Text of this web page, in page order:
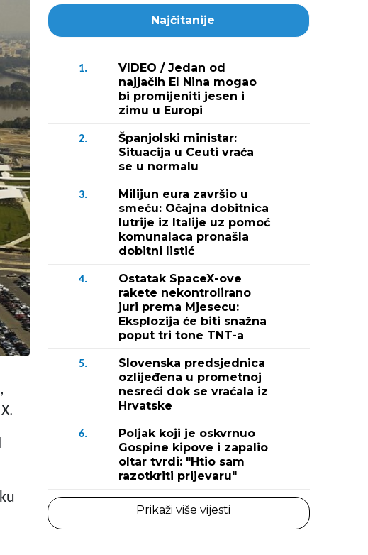
Najčitanije
1.
VIDEO / Jedan od
najjačih El Nina mogao
bi promijeniti jesen i
zimu u Europi
2.
Španjolski ministar:
Situacija u Ceuti vraća
se u normalu
3.
Milijun eura završio u
smeću: Očajna dobitnica
lutrije iz Italije uz pomoć
komunalaca pronašla
dobitni listić
4.
Ostatak SpaceX-ove
rakete nekontrolirano
juri prema Mjesecu:
Eksplozija će biti snažna
poput tri tone TNT-a
5.
Slovenska predsjednica
ozlijeđena u prometnoj
nesreći dok se vraćala iz
Hrvatske
6.
Poljak koji je oskvrnuo
Gospine kipove i zapalio
oltar tvrdi: "Htio sam
razotkriti prijevaru"
Prikaži više vijesti